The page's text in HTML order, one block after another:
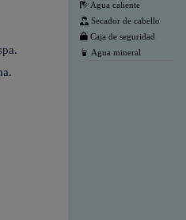
Agua caliente
Secador de cabello
Caja de seguridad
Agua mineral